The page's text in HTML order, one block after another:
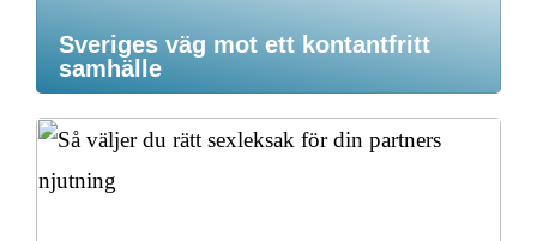
Sveriges väg mot ett kontantfritt
samhälle